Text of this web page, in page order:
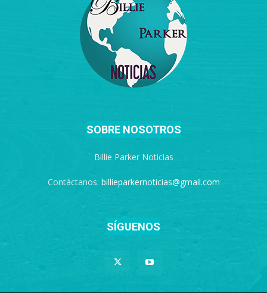
SOBRE NOSOTROS
Billie Parker Noticias
Contáctanos: billieparkernoticias@gmail.com
SÍGUENOS